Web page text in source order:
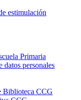
estimulación
Primaria
datos personales
Biblioteca CCG